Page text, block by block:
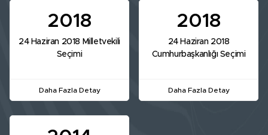
2018
24 Haziran 2018 Milletvekili
Seçimi
Daha Fazla Detay
2018
24 Haziran 2018
Cumhurbaşkanlığı Seçimi
Daha Fazla Detay